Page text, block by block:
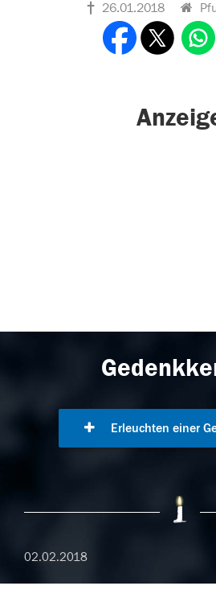
26.01.2018
Erleuchten einer
02.02.2018